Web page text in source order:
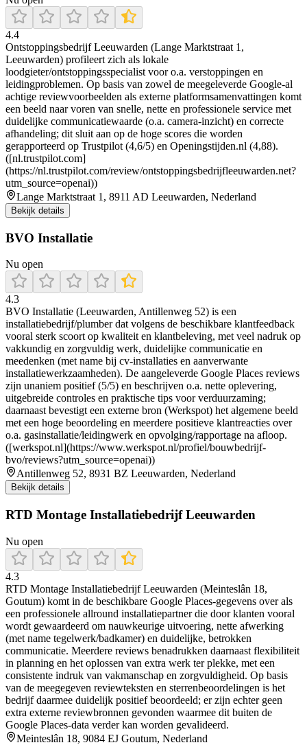
4.4
Ontstoppingsbedrijf Leeuwarden (Lange Marktstraat 1,
Leeuwarden) profileert zich als lokale
loodgieter/ontstoppingsspecialist voor o.a. verstoppingen en
leidingproblemen. Op basis van zowel de meegeleverde Google-al
achtige reviewvoorbeelden als externe platformsamenvattingen komt
een beeld naar voren van snelle, nette en professionele service met
duidelijke communicatiewaarde (o.a. camera-inzicht) en correcte
afhandeling; dit sluit aan op de hoge scores die worden
gerapporteerd op Trustpilot (4,6/5) en Openingstijden.nl (4,88).
([nl.trustpilot.com]
(https://nl.trustpilot.com/review/ontstoppingsbedrijfleeuwarden.net?
utm_source=openai))
Lange Marktstraat 1, 8911 AD Leeuwarden, Nederland
Bekijk details
BVO Installatie
Nu open
4.3
BVO Installatie (Leeuwarden, Antillenweg 52) is een
installatiebedrijf/plumber dat volgens de beschikbare klantfeedback
vooral sterk scoort op kwaliteit en klantbeleving, met veel nadruk op
vakkundig en zorgvuldig werk, duidelijke communicatie en
meedenken (met name bij cv-installaties en aanverwante
installatiewerkzaamheden). De aangeleverde Google Places reviews
zijn unaniem positief (5/5) en beschrijven o.a. nette oplevering,
uitgebreide controles en praktische tips voor verduurzaming;
daarnaast bevestigt een externe bron (Werkspot) het algemene beeld
met een hoge beoordeling en meerdere positieve klantreacties over
o.a. gasinstallatie/leidingwerk en opvolging/rapportage na afloop.
([werkspot.nl](https://www.werkspot.nl/profiel/bouwbedrijf-
bvo/reviews?utm_source=openai))
Antillenweg 52, 8931 BZ Leeuwarden, Nederland
Bekijk details
RTD Montage Installatiebedrijf Leeuwarden
Nu open
4.3
RTD Montage Installatiebedrijf Leeuwarden (Meinteslân 18,
Goutum) komt in de beschikbare Google Places-gegevens over als
een professionele allround installatiepartner die door klanten vooral
wordt gewaardeerd om nauwkeurige uitvoering, nette afwerking
(met name tegelwerk/badkamer) en duidelijke, betrokken
communicatie. Meerdere reviews benadrukken daarnaast flexibiliteit
in planning en het oplossen van extra werk ter plekke, met een
consistente indruk van vakmanschap en zorgvuldigheid. Op basis
van de meegegeven reviewteksten en sterrenbeoordelingen is het
bedrijf daarmee duidelijk positief beoordeeld; er zijn echter geen
extra externe reviewbronnen gevonden waarmee dit buiten de
Google Places-data verder kan worden gevalideerd.
Meinteslân 18, 9084 EJ Goutum, Nederland